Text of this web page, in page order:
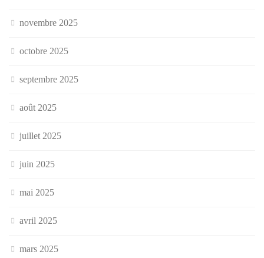
novembre 2025
octobre 2025
septembre 2025
août 2025
juillet 2025
juin 2025
mai 2025
avril 2025
mars 2025